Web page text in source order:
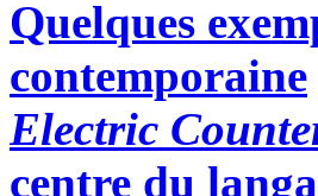
Quelques
contemporaine
Electric
centre du